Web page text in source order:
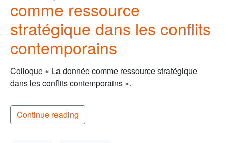
comme ressource
stratégique dans les conflits
contemporains
Colloque « La donnée comme ressource stratégique
dans les conflits contemporains ».
Continue reading